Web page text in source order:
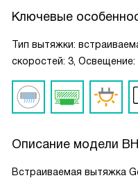
Ключевые
Тип вытяжки:
скоростей: 3,
Описание модели
Встраиваемая вытяжка